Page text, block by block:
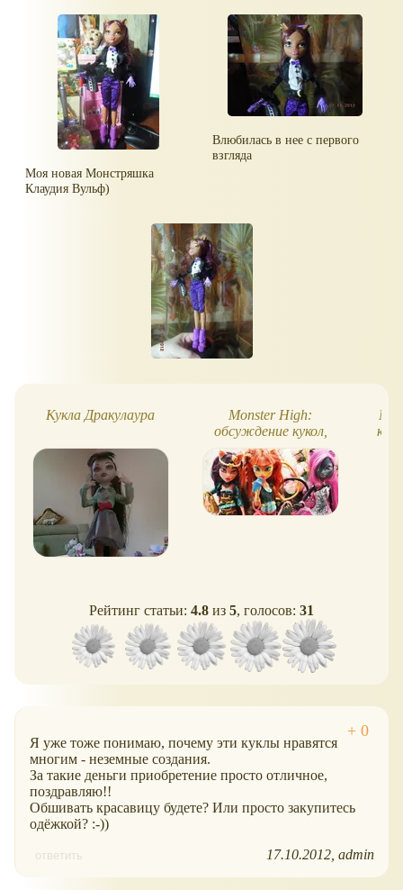
Моя новая Монстряшка
Клаудия Вульф)
Влюбилась в нее с первого
взгляда
Кукла Дракулаура
Monster High:
обсуждение кукол,
отзывы
Рейтинг статьи: 4.8 из 5, голосов: 31
Я уже тоже понимаю, почему эти куклы нравятся
многим - неземные создания.
За такие деньги приобретение просто отличное,
поздравляю!!
Обшивать красавицу будете? Или просто закупитесь
одёжкой? :-))
ответить 17.10.2012 admin